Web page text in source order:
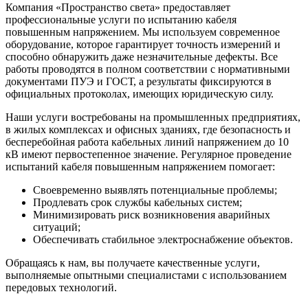
Компания «Пространство света» предоставляет
профессиональные услуги по испытанию кабеля
повышенным напряжением. Мы используем современное
оборудование, которое гарантирует точность измерений и
способно обнаружить даже незначительные дефекты. Все
работы проводятся в полном соответствии с нормативными
документами ПУЭ и ГОСТ, а результаты фиксируются в
официальных протоколах, имеющих юридическую силу.
Наши услуги востребованы на промышленных предприятиях,
в жилых комплексах и офисных зданиях, где безопасность и
бесперебойная работа кабельных линий напряжением до 10
кВ имеют первостепенное значение. Регулярное проведение
испытаний кабеля повышенным напряжением помогает:
Своевременно выявлять потенциальные проблемы;
Продлевать срок службы кабельных систем;
Минимизировать риск возникновения аварийных
ситуаций;
Обеспечивать стабильное электроснабжение объектов.
Обращаясь к нам, вы получаете качественные услуги,
выполняемые опытными специалистами с использованием
передовых технологий.